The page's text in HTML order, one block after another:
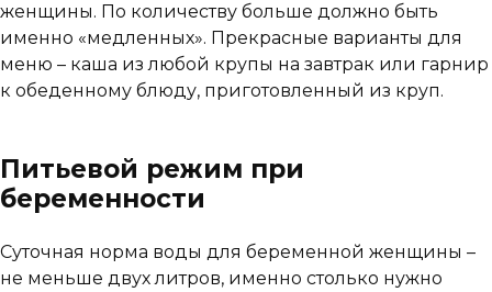
женщины. По количеству больше должно быть
именно «медленных». Прекрасные варианты для
меню – каша из любой крупы на завтрак или гарнир
к обеденному блюду, приготовленный из круп.
Питьевой режим при
беременности
Суточная норма воды для беременной женщины –
не меньше двух литров, именно столько нужно